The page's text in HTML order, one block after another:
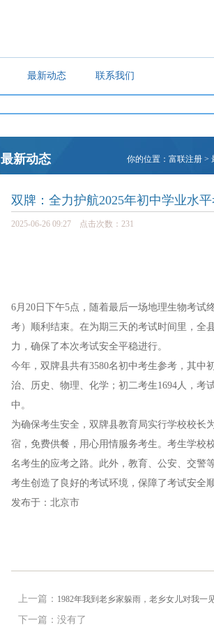
最新动态 联系我们
最新动态 你的位置： 富联注册 >
双牌：全力护航2025年初中学业水
2025-06-26 09:27 点击次数：231
6月20日下午5点，随着最后一场地理生物考试
考）顺利结束。在为期三天的考试时间里，全
力，确保了本次考试安全平稳进行。
今年，双牌县共有3580名初中考生参考，其中
治、历史、物理、化学；初二考生1694人，考
中。
为确保考生安全，双牌县教育局实行学校校长
宿，免费供餐，用心用情服务考生。考生学校
名考生的应考之路。此外，教育、公安、交警
考生创造了良好的考试环境，保障了考试安全
发布于：北京市
上一篇： 1982年我到老乡家躲雨，老乡女儿对我一
下一篇：没有了